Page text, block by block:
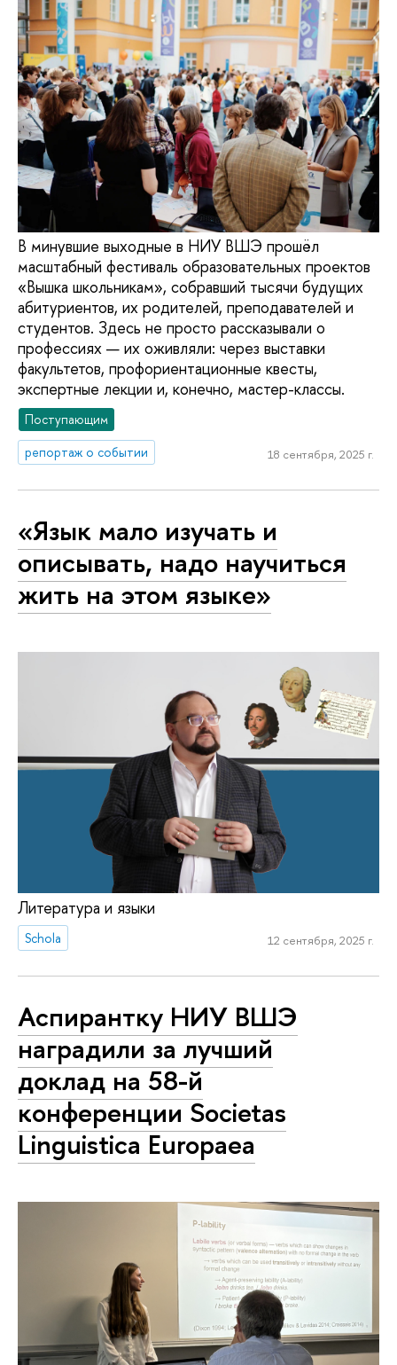
В минувшие выходные в НИУ ВШЭ прошёл
масштабный фестиваль образовательных проектов
«Вышка школьникам», собравший тысячи будущих
абитуриентов, их родителей, преподавателей и
студентов. Здесь не просто рассказывали о
профессиях — их оживляли: через выставки
факультетов, профориентационные квесты,
экспертные лекции и, конечно, мастер-классы.
Поступающим
репортаж о событии
18 сентября, 2025 г.
«Язык мало изучать и
описывать, надо научиться
жить на этом языке»
Литература и языки
Schola 12 сентября, 2025 г.
Аспирантку НИУ ВШЭ
наградили за лучший
доклад на 58-й
конференции Societas
Linguistica Europaea